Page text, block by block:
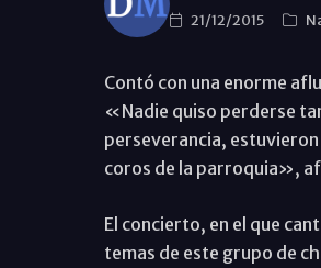
21/12/2015
Contó con una enorme
«Nadie quiso perderse
perseverancia,
coros de la parroquia»,
El concierto, en el que
temas de este grupo de